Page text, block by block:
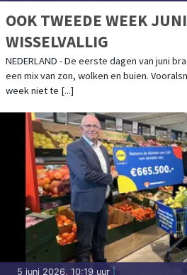
OOK TWEEDE WEEK
WISSELVALLIG
NEDERLAND - De eerste dagen van juni
een mix van zon, wolken en buien.
week niet te [...]
5 juni 2026, 10:19 uur